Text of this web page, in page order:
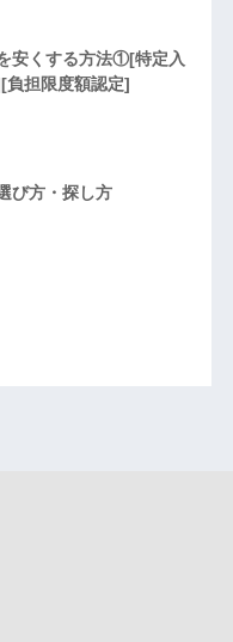
安くする方法①[特定入
負担限度額認定]
び方・探し方